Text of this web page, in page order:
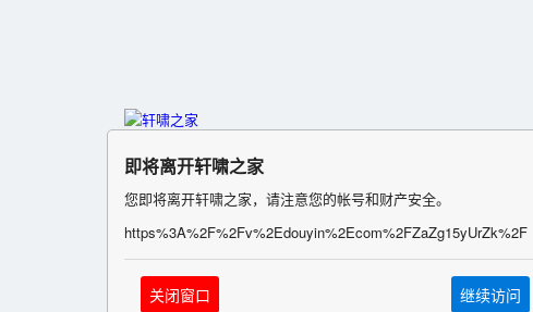
即将离开轩啸之家
您即将离开轩啸之家，请注意您的帐号和财产安全。
https%3A%2F%2Fv%2Edouyin%2Ecom%2FZaZg15yUrZk%2F
关闭窗口 继续访问